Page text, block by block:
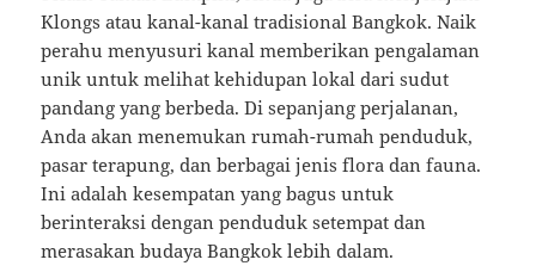
Klongs atau kanal-kanal tradisional Bangkok. Naik
perahu menyusuri kanal memberikan pengalaman
unik untuk melihat kehidupan lokal dari sudut
pandang yang berbeda. Di sepanjang perjalanan,
Anda akan menemukan rumah-rumah penduduk,
pasar terapung, dan berbagai jenis flora dan fauna.
Ini adalah kesempatan yang bagus untuk
berinteraksi dengan penduduk setempat dan
merasakan budaya Bangkok lebih dalam.